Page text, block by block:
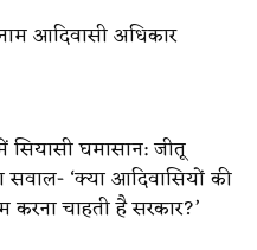
आदिवासी अधिकार
सियासी घमासान: जीतू
सवाल- ‘क्या आदिवासियों की
चाहती है सरकार?’